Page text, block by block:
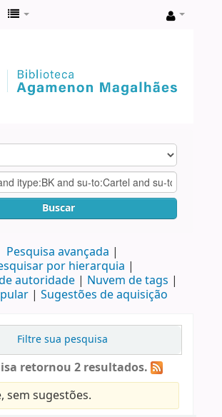
Buscar
Pesquisa avançada
por hierarquia
autoridade
Nuvem de tags
Sugestões de aquisição
Filtre sua pesquisa
retornou 2 resultados.
sem sugestões.